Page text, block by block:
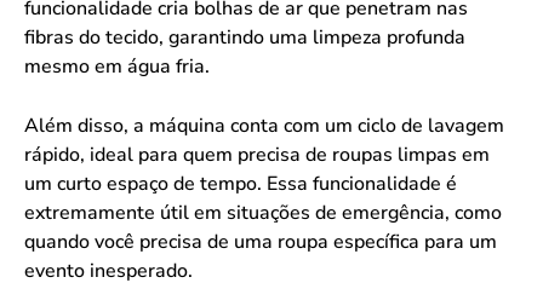
funcionalidade cria bolhas de ar que penetram nas
fibras do tecido, garantindo uma limpeza profunda
mesmo em água fria.
Além disso, a máquina conta com um ciclo de lavagem
rápido, ideal para quem precisa de roupas limpas em
um curto espaço de tempo. Essa funcionalidade é
extremamente útil em situações de emergência, como
quando você precisa de uma roupa específica para um
evento inesperado.